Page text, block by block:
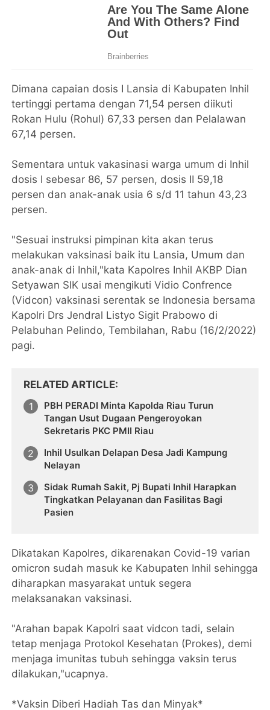
Dimana capaian dosis I Lansia di Kabupaten Inhil
tertinggi pertama dengan 71,54 persen diikuti
Rokan Hulu (Rohul) 67,33 persen dan Pelalawan
67,14 persen.
Sementara untuk vakasinasi warga umum di Inhil
dosis I sebesar 86, 57 persen, dosis II 59,18
persen dan anak-anak usia 6 s/d 11 tahun 43,23
persen.
"Sesuai instruksi pimpinan kita akan terus
melakukan vaksinasi baik itu Lansia, Umum dan
anak-anak di Inhil,"kata Kapolres Inhil AKBP Dian
Setyawan SIK usai mengikuti Vidio Confrence
(Vidcon) vaksinasi serentak se Indonesia bersama
Kapolri Drs Jendral Listyo Sigit Prabowo di
Pelabuhan Pelindo, Tembilahan, Rabu (16/2/2022)
pagi.
RELATED ARTICLE
PBH PERADI Minta Kapolda Riau Turun
Tangan Usut Dugaan Pengeroyokan
Sekretaris PKC PMII Riau
Inhil Usulkan Delapan Desa Jadi Kampung
Nelayan
Sidak Rumah Sakit, Pj Bupati Inhil Harapkan
Tingkatkan Pelayanan dan Fasilitas Bagi
Pasien
Dikatakan Kapolres, dikarenakan Covid-19 varian
omicron sudah masuk ke Kabupaten Inhil sehingga
diharapkan masyarakat untuk segera
melaksanakan vaksinasi.
"Arahan bapak Kapolri saat vidcon tadi, selain
tetap menjaga Protokol Kesehatan (Prokes), demi
menjaga imunitas tubuh sehingga vaksin terus
dilakukan,"ucapnya.
*Vaksin Diberi Hadiah Tas dan Minyak*